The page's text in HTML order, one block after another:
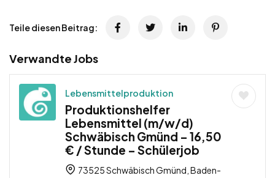
Teile diesen Beitrag:
Verwandte Jobs
Lebensmittelproduktion
Produktionshelfer
Lebensmittel (m/w/d)
Schwäbisch Gmünd – 16,50
€ / Stunde – Schülerjob
73525 Schwäbisch Gmünd, Baden-